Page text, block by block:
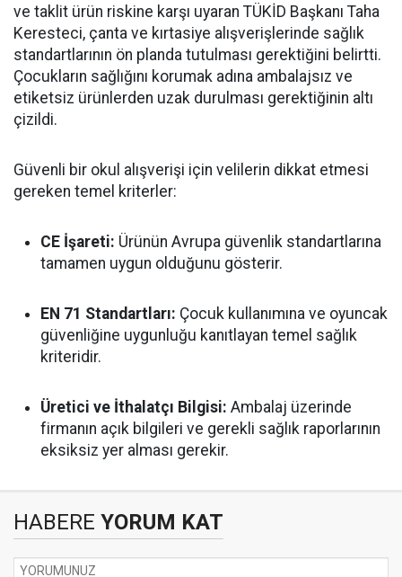
ve taklit ürün riskine karşı uyaran TÜKİD Başkanı Taha
Keresteci, çanta ve kırtasiye alışverişlerinde sağlık
standartlarının ön planda tutulması gerektiğini belirtti.
Çocukların sağlığını korumak adına ambalajsız ve
etiketsiz ürünlerden uzak durulması gerektiğinin altı
çizildi.
Güvenli bir okul alışverişi için velilerin dikkat etmesi
gereken temel kriterler:
CE İşareti: Ürünün Avrupa güvenlik standartlarına
tamamen uygun olduğunu gösterir.
EN 71 Standartları: Çocuk kullanımına ve oyuncak
güvenliğine uygunluğu kanıtlayan temel sağlık
kriteridir.
Üretici ve İthalatçı Bilgisi: Ambalaj üzerinde
firmanın açık bilgileri ve gerekli sağlık raporlarının
eksiksiz yer alması gerekir.
HABERE YORUM KAT